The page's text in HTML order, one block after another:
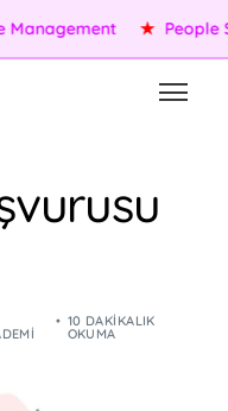
★ People
10 DAKIKALIK
OKUMA